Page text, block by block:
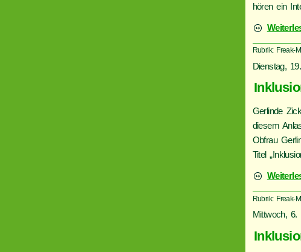
hören ein
Rubrik: Freak-
Dienstag,
Gerlinde
diesem
Obfrau
Titel
Rubrik: Freak-
Mittwoch,